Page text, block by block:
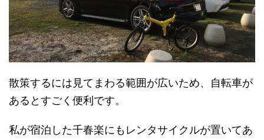
散策するには見てまわる範囲が広いため、自転車が
あるとすごく便利です。
私が宿泊した千春楽にもレンタサイクルが置いてあ